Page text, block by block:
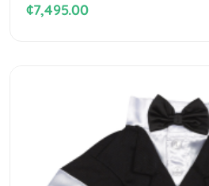
¢7,495.00